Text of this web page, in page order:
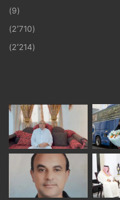
(9)
(2٬710)
(2٬214)